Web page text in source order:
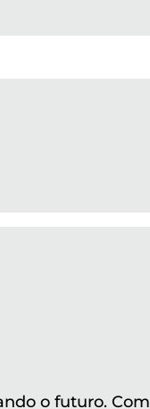
o futuro. Com